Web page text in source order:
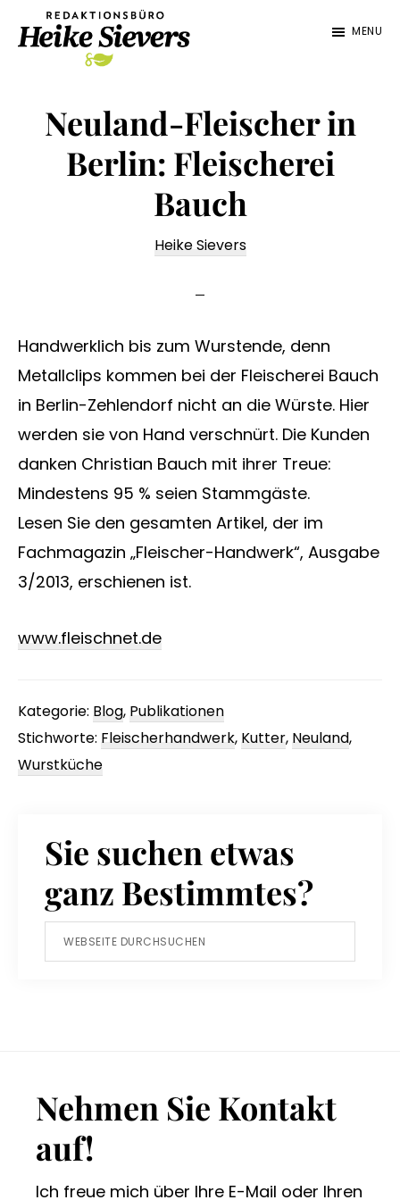
Inhalt
Fußzeile
Sievers
Lebensmittelbranche,
MENU
Neuland-Fleischer in
Berlin: Fleischerei
Bauch
Heike Sievers
Handwerklich bis zum Wurstende, denn
Metallclips kommen bei der Fleischerei Bauch
in Berlin-Zehlendorf nicht an die Würste. Hier
werden sie von Hand verschnürt. Die Kunden
danken Christian Bauch mit ihrer Treue:
Mindestens 95 % seien Stammgäste.
Lesen Sie den gesamten Artikel, der im
Fachmagazin „Fleischer-Handwerk“, Ausgabe
3/2013, erschienen ist.
www.fleischnet.de
Kategorie: Blog, Publikationen
Stichworte: Fleischerhandwerk, Kutter, Neuland,
Wurstküche
Sie suchen etwas
ganz Bestimmtes?
Webseite
durchsuchen
Footer
Nehmen Sie Kontakt
auf!
Ich freue mich über Ihre E-Mail oder Ihren